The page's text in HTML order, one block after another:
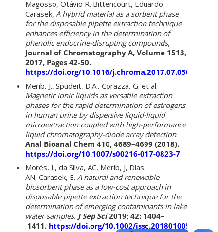
Magosso, Otávio R. Bittencourt, Eduardo
Carasek, A hybrid material as a sorbent phase
for the disposable pipette extraction technique
enhances efficiency in the determination of
phenolic endocrine-disrupting compounds,
Journal of Chromatography A, Volume 1513,
2017, Pages 42-50.
https://doi.org/10.1016/j.chroma.2017.07.050
Merib, J., Spudeit, D.A., Corazza, G. et al.
Magnetic ionic liquids as versatile extraction
phases for the rapid determination of estrogens
in human urine by dispersive liquid-liquid
microextraction coupled with high-performance
liquid chromatography-diode array detection.
Anal Bioanal Chem 410, 4689–4699 (2018).
https://doi.org/10.1007/s00216-017-0823-7
Morés, L, da Silva, AC, Merib, J, Dias,
AN, Carasek, E. A natural and renewable
biosorbent phase as a low-cost approach in
disposable pipette extraction technique for the
determination of emerging contaminants in lake
water samples. J Sep Sci2019; 42: 1404–
1411. https://doi.org/10.1002/jssc.201801005